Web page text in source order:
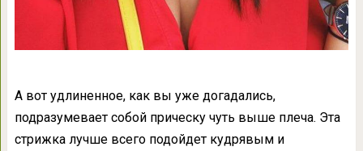
А вот удлиненное, как вы уже догадались,
подразумевает собой прическу чуть выше плеча. Эта
стрижка лучше всего подойдет кудрявым и